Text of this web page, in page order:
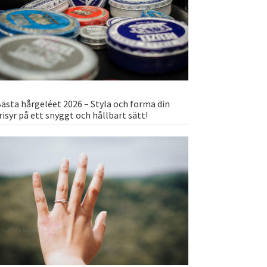
hårgeléet 2026 – Styla och forma din
på ett snyggt och hållbart sätt!